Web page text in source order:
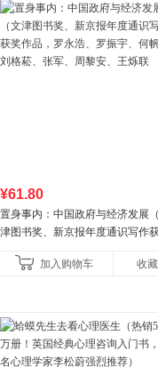
¥61.80
置身事内：中国政府与经济发展
津图书奖、新京报年度通识写作
菘、张军、周黎安、王烁联
加入购物车 收藏